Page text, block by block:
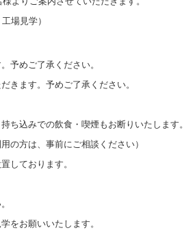
場見学）
予めご了承ください。
きます。予めご了承ください。
ち込みでの飲食・喫煙もお断りいたします。
の方は、事前にご相談ください）
しております。
をお願いいたします。